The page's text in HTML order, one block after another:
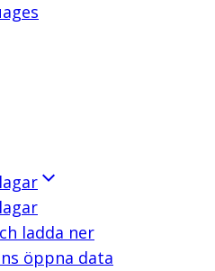
ladda ner
öppna data